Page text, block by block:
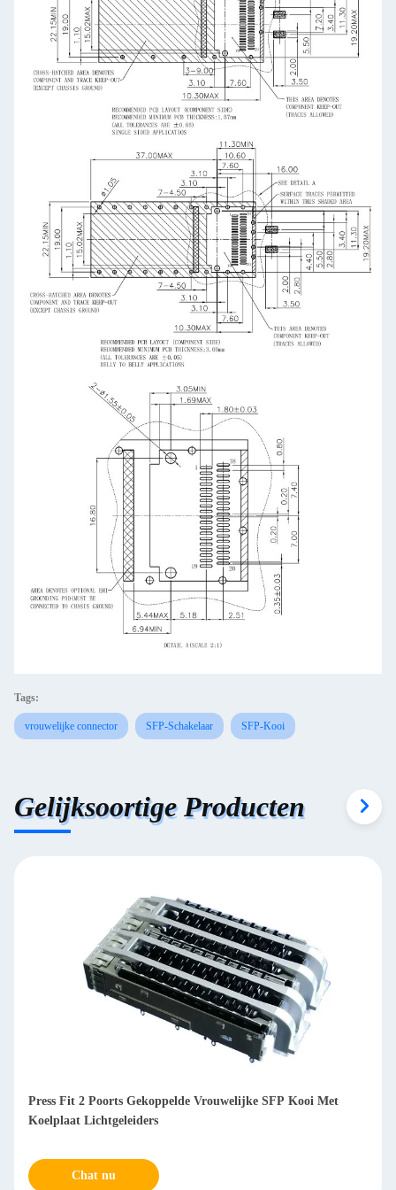
Tags:
vrouwelijke connector SFP-Schakelaar SFP-Kooi
Gelijksoortige Producten
High Performance SFP Cage Connector 1 x 1 Single Port 3D
Foot Design 3,05 mm
Chat nu